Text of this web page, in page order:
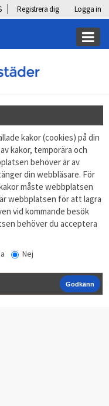
Logga in
Registrera dig
kakor (cookies) på din
kakor, temporära och
behöver är av
din webbläsare. För
måste webbplatsen
webbplatsen för att lagra
vid kommande besök
behöver du acceptera
Nej